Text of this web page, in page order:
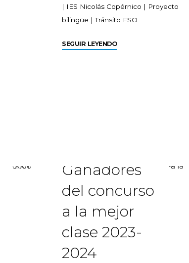
| IES Nicolás Copérnico | Proyecto
bilingüe |Tránsito ESO
SEGUIR LEYENDO
Ganadores
del concurso
a la mejor
clase 2023-
2024